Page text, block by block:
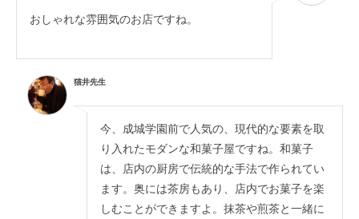
おしゃれな雰囲気のお店ですね。
猫井先生
今、成城学園前で人気の、現代的な要素を取
り入れたモダンな和菓子屋ですね。和菓子
は、店内の厨房で伝統的な手法で作られてい
ます。奥には茶房もあり、店内でお菓子を楽
しむことができますよ。抹茶や煎茶と一緒に